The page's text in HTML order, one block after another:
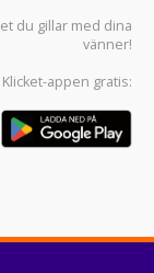
du gillar med dina
vänner!
Klicket-appen gratis: